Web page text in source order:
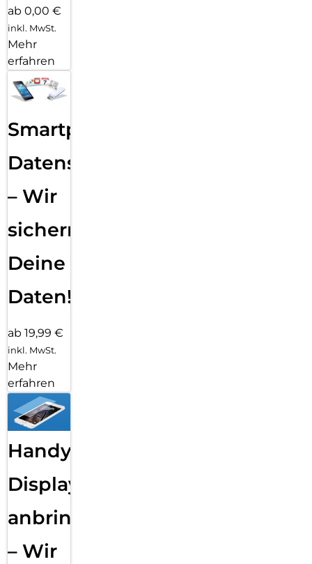
ab 0,00 €
inkl. MwSt.
Mehr
erfahren
Smartphone
Datensicherung
– Wir
sichern
Deine
Daten!
ab 19,99 €
inkl. MwSt.
Mehr
erfahren
Handy
Displayfolie
anbringen
– Wir